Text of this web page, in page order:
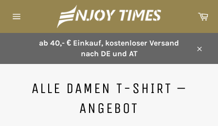
zum
Seitennavigation
ab 40,- € Einkauf, kostenloser Versand
nach DE und AT
ALLE DAMEN T-SHIRT –
ANGEBOT